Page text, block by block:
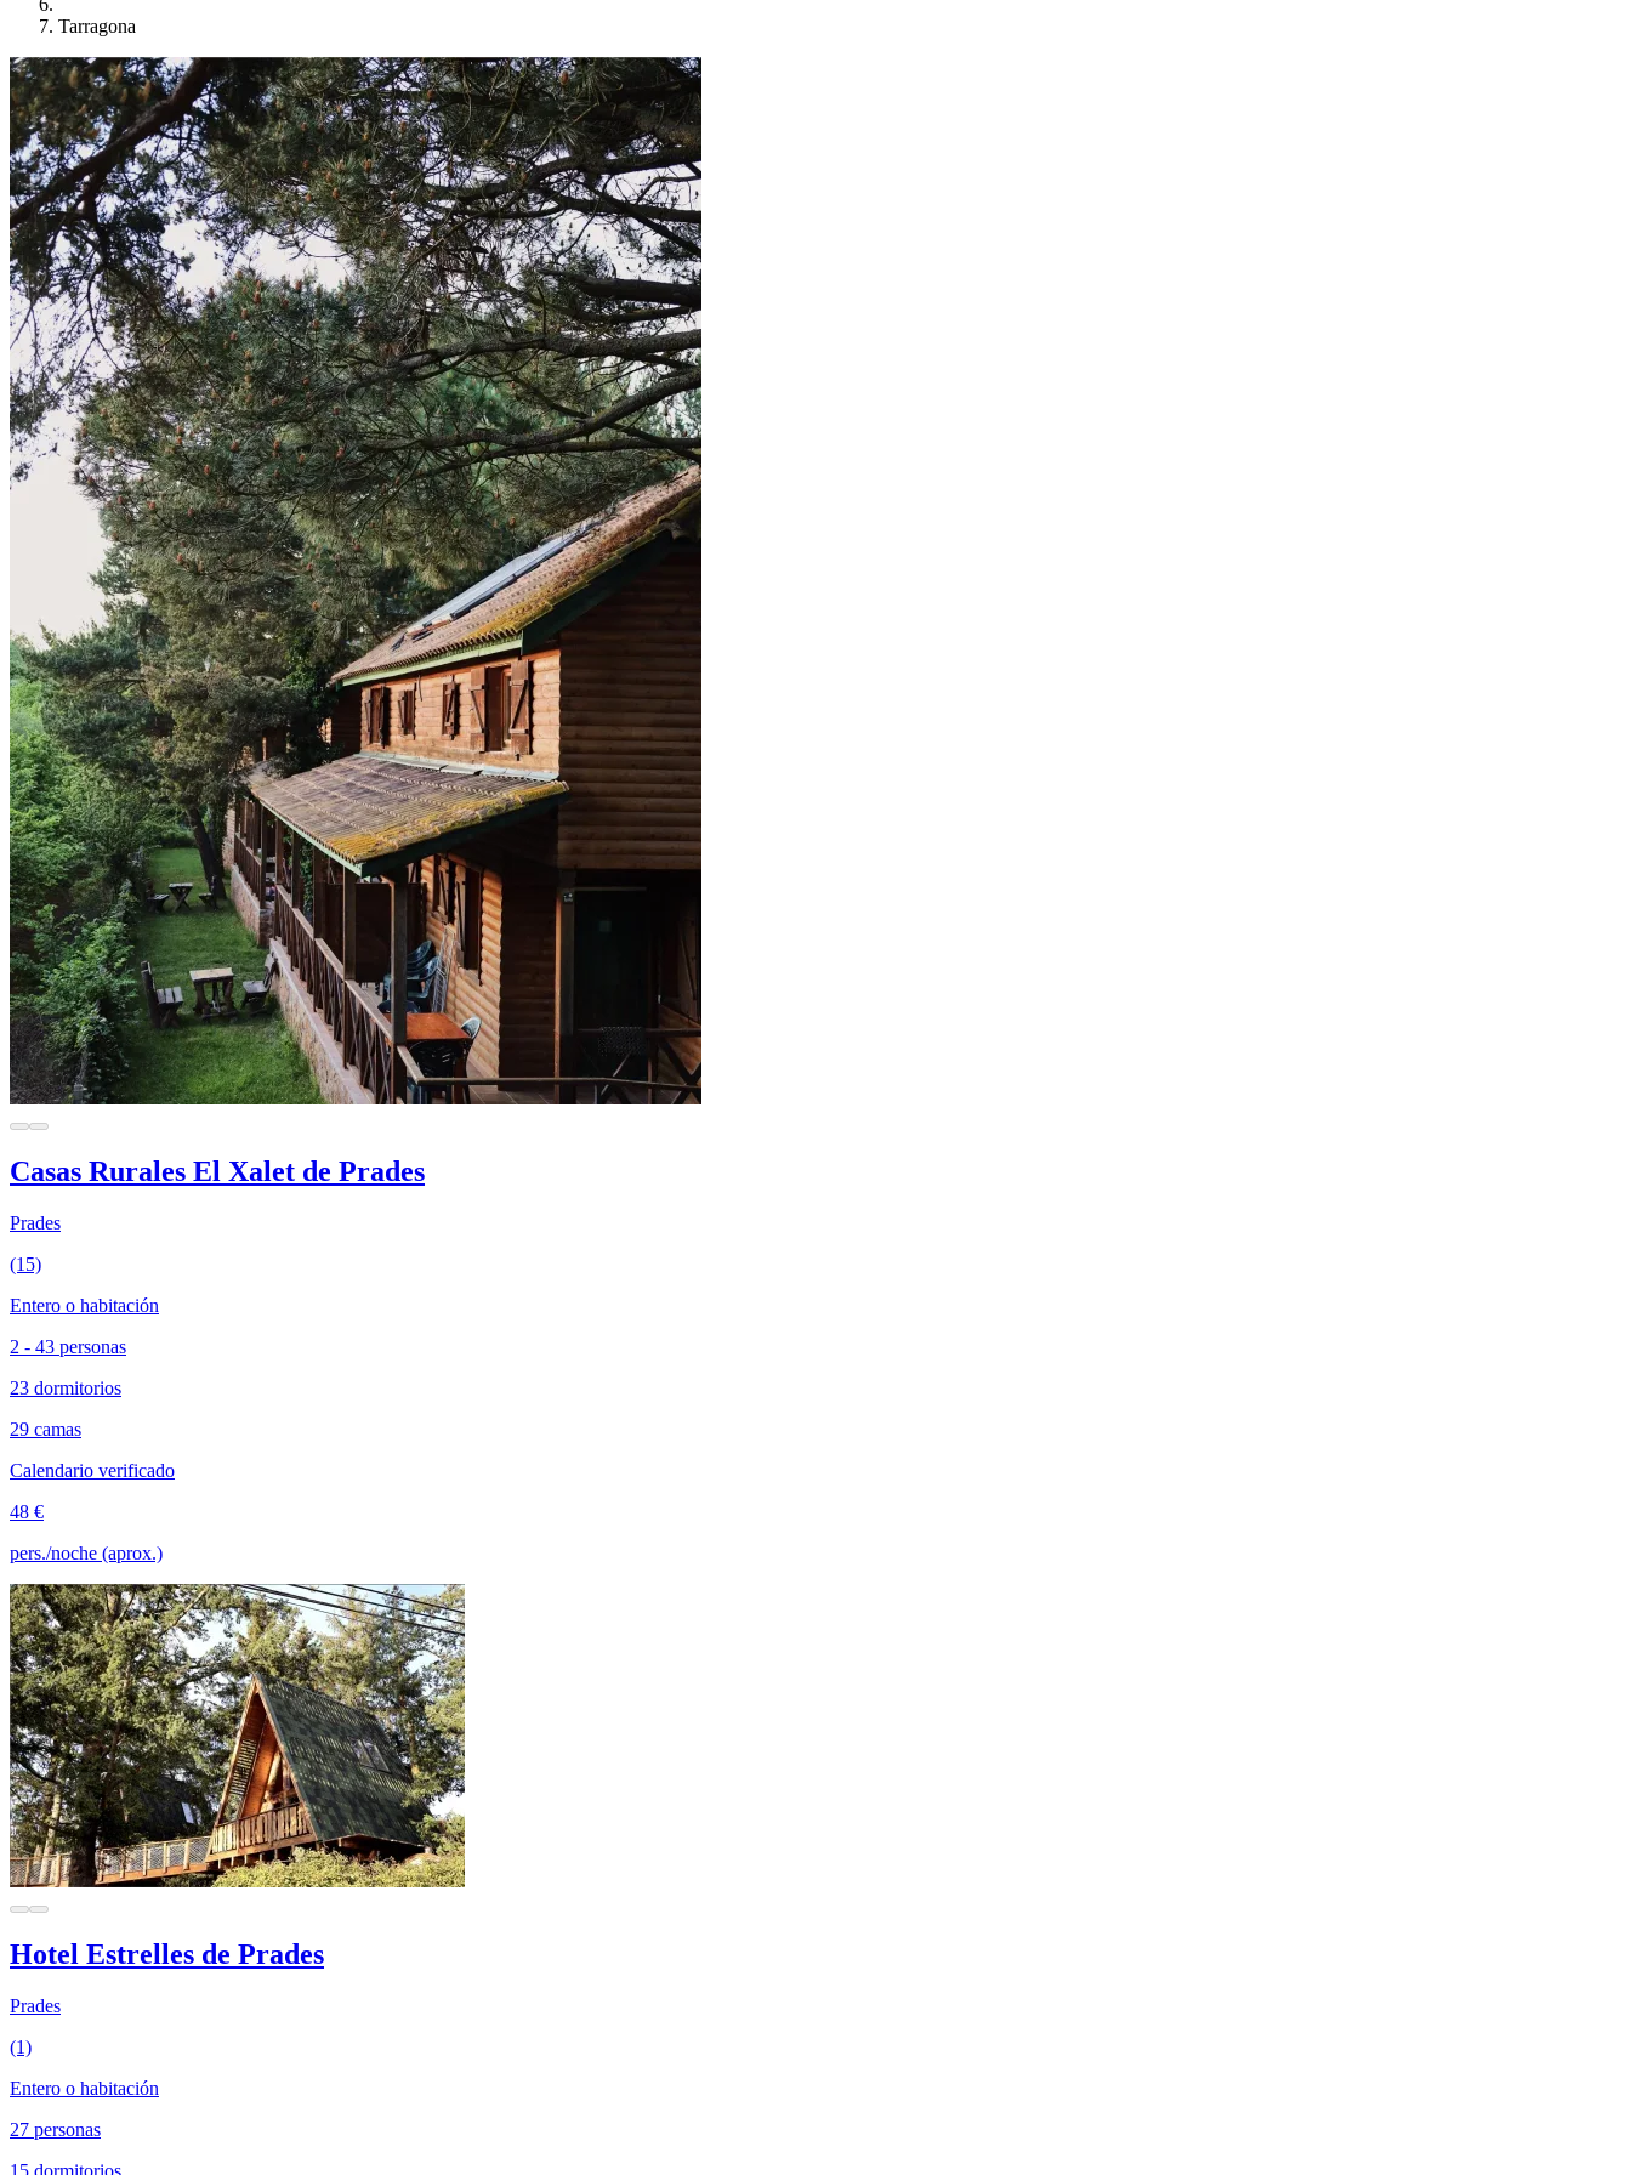
Tarragona
Casas Rurales El Xalet de Prades
Prades
(15)
Entero o habitación
2 - 43 personas
23 dormitorios
29 camas
Calendario verificado
48 €
pers./noche (aprox.)
Hotel Estrelles de Prades
Prades
(1)
Entero o habitación
27 personas
15 dormitorios